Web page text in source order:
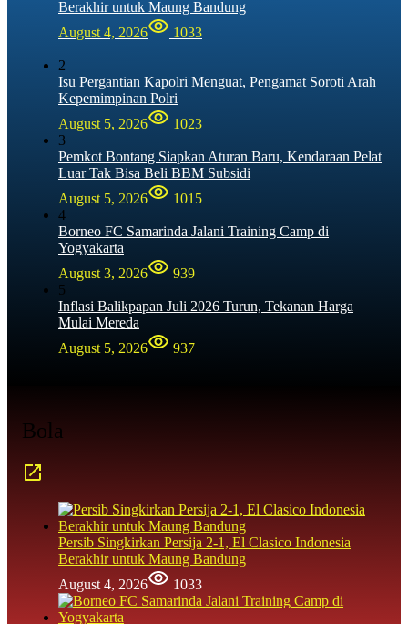
Berakhir untuk Maung Bandung
August 4, 2026
1033
2
Isu Pergantian Kapolri Menguat, Pengamat Soroti Arah
Kepemimpinan Polri
August 5, 2026
1023
3
Pemkot Bontang Siapkan Aturan Baru, Kendaraan Pelat
Luar Tak Bisa Beli BBM Subsidi
August 5, 2026
1015
4
Borneo FC Samarinda Jalani Training Camp di
Yogyakarta
August 3, 2026
939
5
Inflasi Balikpapan Juli 2026 Turun, Tekanan Harga
Mulai Mereda
August 5, 2026
937
Bola
Persib Singkirkan Persija 2-1, El Clasico Indonesia
Berakhir untuk Maung Bandung
August 4, 2026
1033